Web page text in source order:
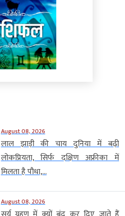
August 08, 2026
लाल झाड़ी की चाय दुनिया में बढ़ी
लोकप्रियता, सिर्फ दक्षिण अफ्रीका में
मिलता है पौधा,...
August 08, 2026